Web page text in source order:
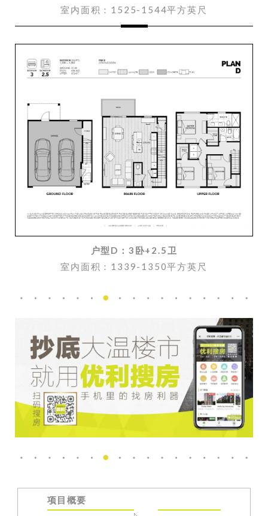
室内面积：1525-1544平方英尺
户型D：3卧+2.5卫
室内面积：1339-1350平方英尺
项目概要